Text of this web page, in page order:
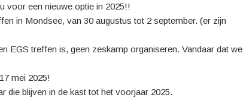
voor een nieuwe optie in 2025!!
in Mondsee, van 30 augustus tot 2 september. (er zijn
EGS treffen is, geen zeskamp organiseren. Vandaar dat we
mei 2025!
die blijven in de kast tot het voorjaar 2025.